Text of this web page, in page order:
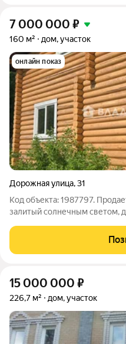
7 000 000 ₽
160 м² дом, участок
онлайн показ
Дорожная улица,31
Код объекта: 1987797.
залитый солнечным светом,
доме включая газ. Дом
Чудес, престижная жилая
15 000 000 ₽
226,7 м² дом, участок